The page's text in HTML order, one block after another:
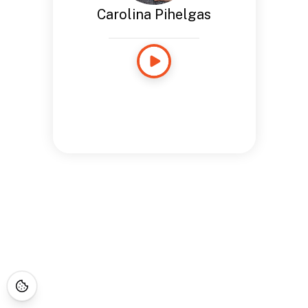
Carolina Pihelgas